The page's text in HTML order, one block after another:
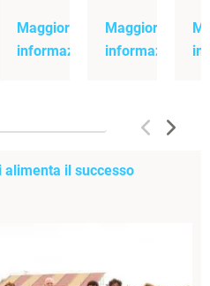
Maggiori
informazioni
Maggiori
informazioni
alimenta il successo